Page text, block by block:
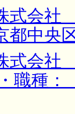
式会
都中
式会
職種